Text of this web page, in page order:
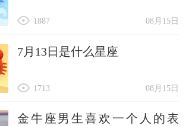
08月15日
1887
7月13日是什么星座
08月15日
1713
金牛座男生喜欢一个人的表